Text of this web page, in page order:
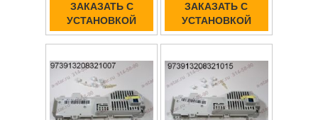
ЗАКАЗАТЬ С
УСТАНОВКОЙ
ЗАКАЗАТЬ С
УСТАНОВКОЙ